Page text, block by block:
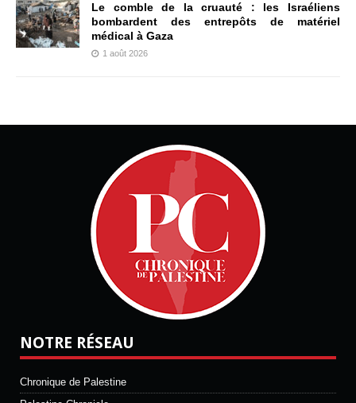
Le comble de la cruauté : les Israéliens
bombardent des entrepôts de matériel
médical à Gaza
1 août 2026
NOTRE RÉSEAU
Chronique de Palestine